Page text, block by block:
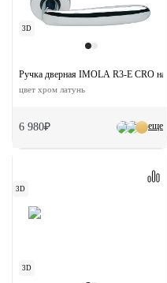
3D
еще
Ручка дверная IMOLA R3-E CRO на
цвет хром латунь
6 980₽
3D
3D